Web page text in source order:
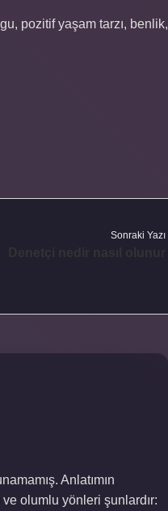
pozitif yaşam tarzı, benlik,
Sonraki Yazı
Anlatımın
olumlu yönleri şunlardır: